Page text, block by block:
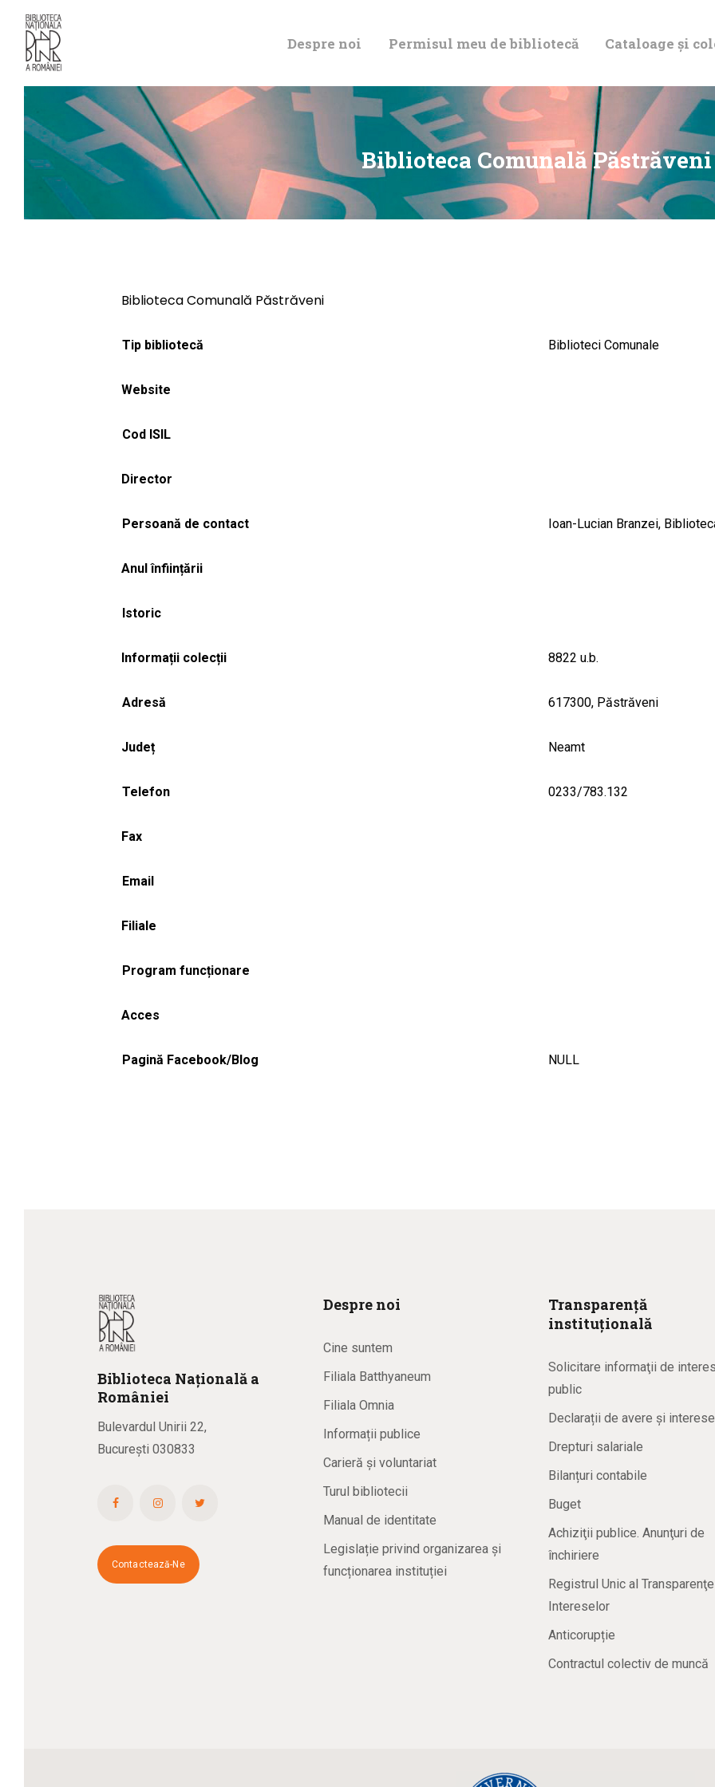
Despre noi Permisul meu de bibliotecă Cataloage și
Biblioteca Comunală Păstrăveni
DE BIBLIOTECĂ
CATALOAGE ȘI
COLECȚII
Biblioteca Comunală Păstrăveni
Tip bibliotecă Biblioteci Comunale
Website
Cod ISIL
Director
Persoană de contact Ioan-Lucian Branzei,
Anul înființării
Istoric
Informații colecții 8822 u.b.
Adresă 617300, Păstrăveni
Județ Neamt
Telefon 0233/783.132
Fax
Email
Filiale
Program funcționare
Acces
Pagină Facebook/Blog NULL
Biblioteca Națională a
României
Bulevardul Unirii 22,
București 030833
Contactează-Ne
Despre noi
Cine suntem
Filiala Batthyaneum
Filiala Omnia
Informații publice
Carieră și voluntariat
Turul bibliotecii
Manual de identitate
Legislație privind organizarea și
funcționarea instituției
Transparență
instituțională
Solicitare informaţii de
public
Declarații de avere și interese
Drepturi salariale
Bilanțuri contabile
Buget
Achiziţii publice. Anunţuri de
închiriere
Registrul Unic al
Intereselor
Anticorupție
Contractul colectiv de muncă